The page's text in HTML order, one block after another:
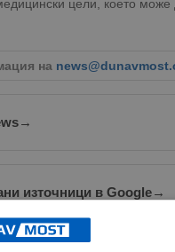
цели, което може
на
→
източници в Google→